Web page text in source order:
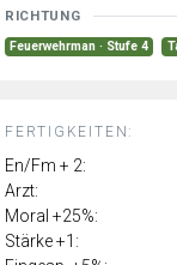
RICHTUNG
Feuerwehrman · Stufe 4
FERTIGKEITEN:
En/Fm + 2:
Arzt:
Moral +25%:
Stärke +1: